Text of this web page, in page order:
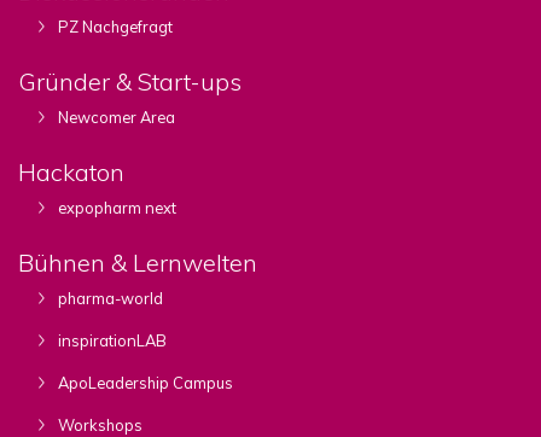
PZ Nachgefragt
Gründer & Start-ups
Newcomer Area
Hackaton
expopharm next
Bühnen & Lernwelten
pharma-world
inspirationLAB
ApoLeadership Campus
Workshops